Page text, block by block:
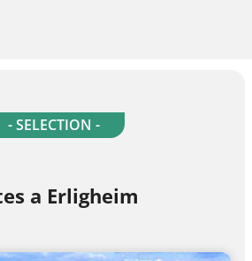
- SELECTION -
a Erligheim